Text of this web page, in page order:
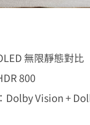
無限靜態對比
800
：Dolby Vision +